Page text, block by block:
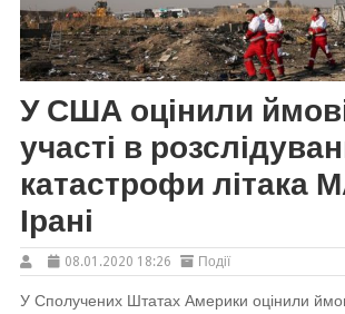
У США оцінили
участі в
катастрофи літака
Ірані
08.01.2020 18:26 Події
У Сполучених Штатах Америки оцінили